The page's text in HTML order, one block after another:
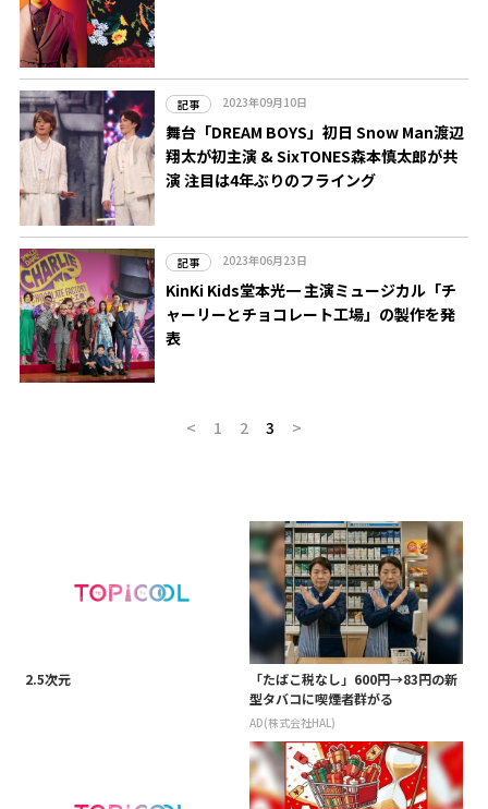
記事 2023年09月10日
舞台「DREAM BOYS」初日 Snow Man渡辺
翔太が初主演 & SixTONES森本慎太郎が共
演 注目は4年ぶりのフライング
記事 2023年06月23日
KinKi Kids堂本光一 主演ミュージカル「チ
ャーリーとチョコレート工場」の製作を発
表
< 1 2 3 >
2.5次元
「たばこ税なし」600円→83円の新
型タバコに喫煙者群がる
AD(株式会社HAL)